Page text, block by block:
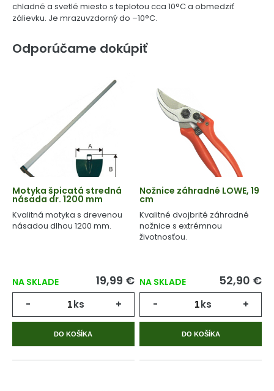
chladné a svetlé miesto s teplotou cca 10°C a obmedziť
zálievku. Je mrazuvzdorný do –10°C.
Odporúčame dokúpiť
Motyka špicatá stredná
násada dr. 1200 mm
Kvalitná motyka s drevenou
násadou dlhou 1200 mm.
NA SKLADE 19,99 €
- ks +
DO KOŠÍKA
Nožnice záhradné LOWE, 19
cm
Kvalitné dvojbrité záhradné
nožnice s extrémnou
životnosťou.
NA SKLADE 52,90 €
- ks +
DO KOŠÍKA